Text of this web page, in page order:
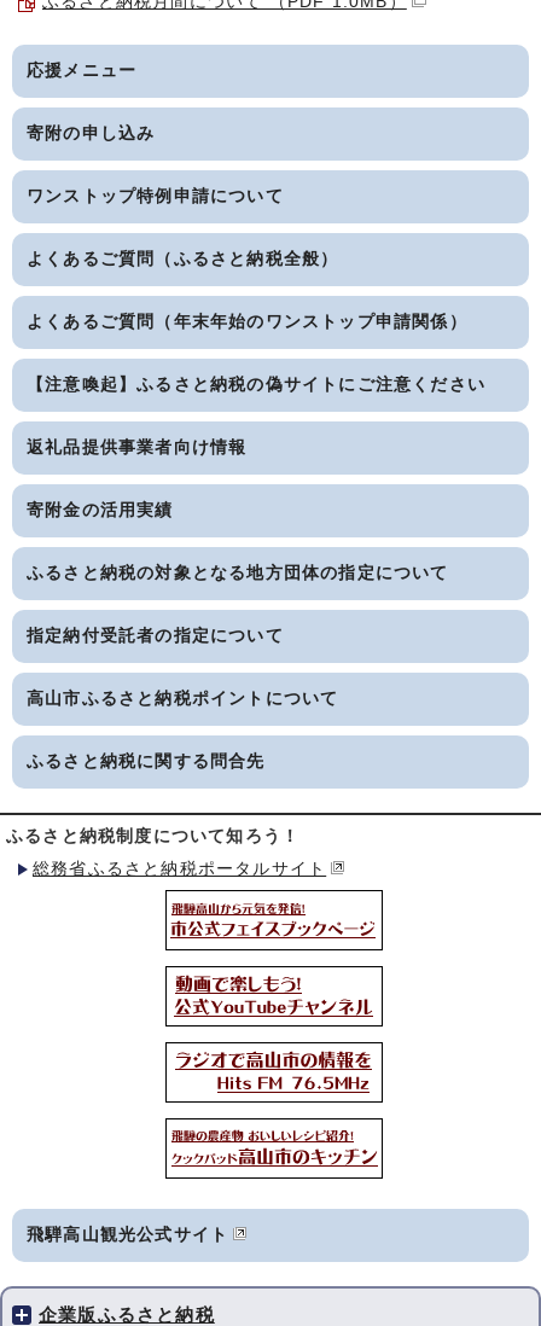
応援メニュー
寄附の申し込み
ワンストップ特例申請について
よくあるご質問（ふるさと納税全般）
よくあるご質問（年末年始のワンストップ申請関係）
【注意喚起】ふるさと納税の偽サイトにご注意ください
返礼品提供事業者向け情報
寄附金の活用実績
ふるさと納税の対象となる地方団体の指定について
指定納付受託者の指定について
高山市ふるさと納税ポイントについて
ふるさと納税に関する問合先
ふるさと納税制度について知ろう！
総務省ふるさと納税ポータルサイト
飛騨高山観光公式サイト
企業版ふるさと納税